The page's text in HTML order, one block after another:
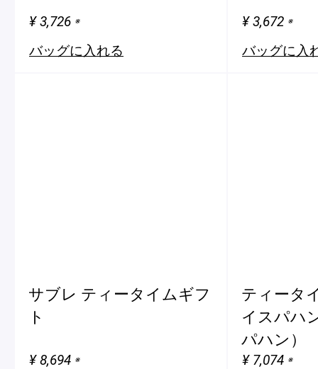
¥ 3,726 ※
バッグに入れる
¥ 3,672 ※
バッグに入
サブレ ティータイムギフ
ト
¥ 8,694 ※
ティータ
イスパハ
パハン）
¥ 7,074 ※